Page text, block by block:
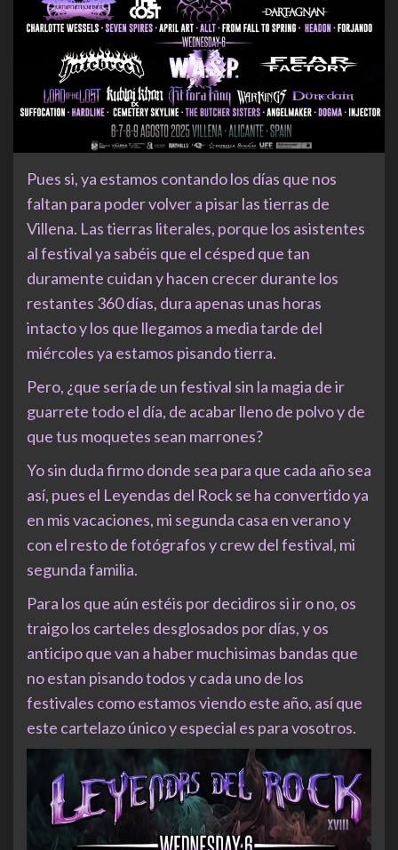
Pues si, ya estamos contando los días que nos
faltan para poder volver a pisar las tierras de
Villena. Las tierras literales, porque los asistentes
al festival ya sabéis que el césped que tan
duramente cuidan y hacen crecer durante los
restantes 360 días, dura apenas unas horas
intacto y los que llegamos a media tarde del
miércoles ya estamos pisando tierra.
Pero, ¿que sería de un festival sin la magia de ir
guarrete todo el día, de acabar lleno de polvo y de
que tus moquetes sean marrones?
Yo sin duda firmo donde sea para que cada año sea
así, pues el Leyendas del Rock se ha convertido ya
en mis vacaciones, mi segunda casa en verano y
con el resto de fotógrafos y crew del festival, mi
segunda familia.
Para los que aún estéis por decidiros si ir o no, os
traigo los carteles desglosados por días, y os
anticipo que van a haber muchisimas bandas que
no estan pisando todos y cada uno de los
festivales como estamos viendo este año, así que
este cartelazo único y especial es para vosotros.